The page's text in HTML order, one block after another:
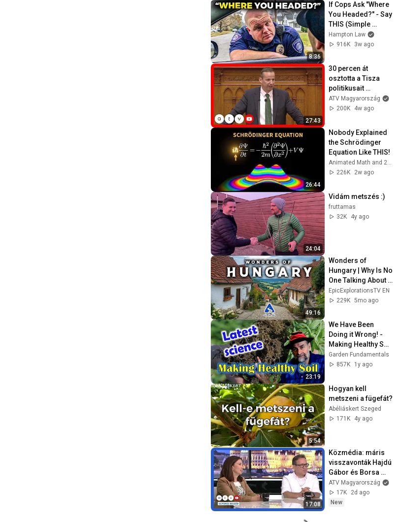
8:36
If Cops Ask "Where
You Headed?" - Say
THIS (Simple
Phrase)
Hampton Law
916K
3w ago
27:43
30 percen át
osztotta a Tisza
politikusait
Toroczkai László a
parlamentben
ATV Magyarország
200K
4w ago
26:44
Nobody Explained
the Schrödinger
Equation Like THIS!
Animated Math and 2 more
226K
2w ago
24:04
Vidám metszés :)
fruttamas
32K
4y ago
49:16
Wonders of
Hungary | Why Is No
One Talking About
This Country? | 4K
Travel Guide
EpicExplorationsTV EN
229K 5mo ago
23:19
We Have Been
Doing it Wrong! -
Making Healthy Soil
is NOW easier than
ever.
Garden Fundamentals
857K
1y ago
5:54
Hogyan kell
metszeni a fügefát?
Abéliáskert Szeged
171K
4y ago
17:08
Közmédia: máris
visszavonták Hajdú
Gábor és Borsa
Miklós kinevezését
ATV Magyarország
17K
2d ago
New